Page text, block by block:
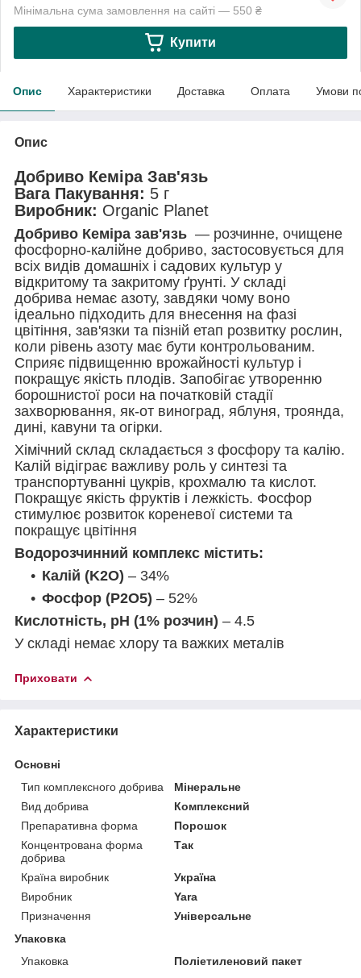
Мінімальна сума замовлення на сайті — 550 ₴
Купити
Опис Характеристики Доставка Оплата Умови
Опис
Добриво Кеміра Зав'язь
Вага Пакування: 5 г
Виробник: Organic Planet
Добриво Кеміра зав'язь — розчинне, очищене
фосфорно-калійне добриво, застосовується для
всіх видів домашніх і садових культур у
відкритому та закритому ґрунті. У складі
добрива немає азоту, завдяки чому воно
ідеально підходить для внесення на фазі
цвітіння, зав'язки та пізній етап розвитку рослин,
коли рівень азоту має бути контрольованим.
Сприяє підвищенню врожайності культур і
покращує якість плодів. Запобігає утворенню
борошнистої роси на початковій стадії
захворювання, як-от виноград, яблуня, троянда,
дині, кавуни та огірки.
Хімічний склад складається з фосфору та калію.
Калій відіграє важливу роль у синтезі та
транспортуванні цукрів, крохмалю та кислот.
Покращує якість фруктів і лежкість. Фосфор
стимулює розвиток кореневої системи та
покращує цвітіння
Водорозчинний комплекс містить:
Калій (K2O) – 34%
Фосфор (P2O5) – 52%
Кислотність, pH (1% розчин) – 4.5
У складі немає хлору та важких металів
Приховати
Характеристики
Основні
Тип комплексного добрива
Мінеральне
Вид добрива
Комплексний
Препаративна форма
Порошок
Концентрована форма
добрива
Так
Країна виробник
Україна
Виробник
Yara
Призначення
Універсальне
Упаковка
Упаковка
Поліетиленовий пакет